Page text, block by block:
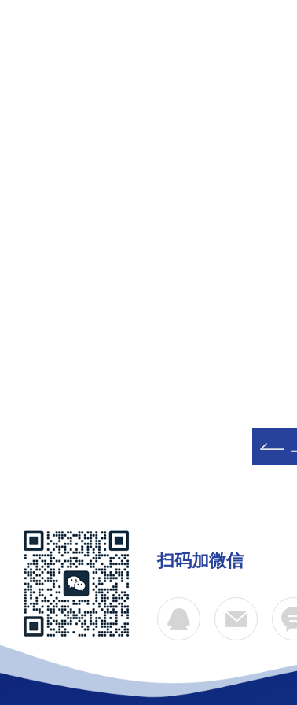
扫码加微信